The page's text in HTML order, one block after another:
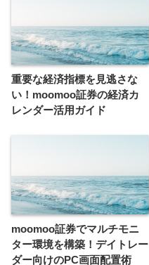
重要な経済指標を見逃さな
い！moomoo証券の経済カ
レンダー活用ガイド
moomoo証券でマルチモニ
ター環境を構築！デイトレー
ダー向けのPC画面配置術